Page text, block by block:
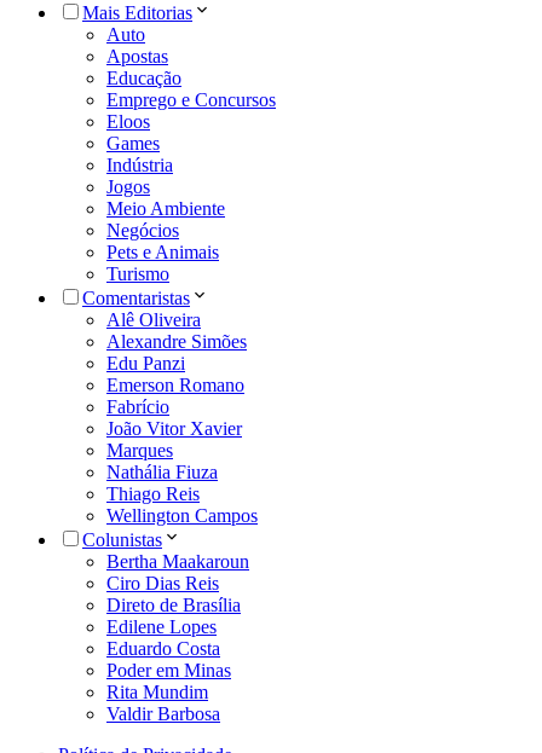
Mais Editorias
Auto
Apostas
Educação
Emprego e Concursos
Eloos
Games
Indústria
Jogos
Meio Ambiente
Negócios
Pets e Animais
Turismo
Comentaristas
Alê Oliveira
Alexandre Simões
Edu Panzi
Emerson Romano
Fabrício
João Vitor Xavier
Marques
Nathália Fiuza
Thiago Reis
Wellington Campos
Colunistas
Bertha Maakaroun
Ciro Dias Reis
Direto de Brasília
Edilene Lopes
Eduardo Costa
Poder em Minas
Rita Mundim
Valdir Barbosa